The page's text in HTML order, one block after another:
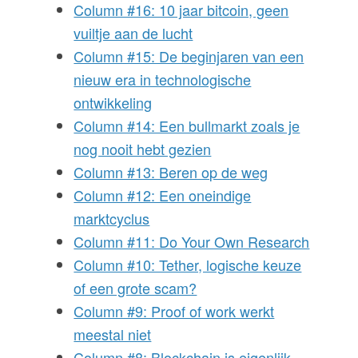
Column #16: 10 jaar bitcoin, geen
vuiltje aan de lucht
Column #15: De beginjaren van een
nieuw era in technologische
ontwikkeling
Column #14: Een bullmarkt zoals je
nog nooit hebt gezien
Column #13: Beren op de weg
Column #12: Een oneindige
marktcyclus
Column #11: Do Your Own Research
Column #10: Tether, logische keuze
of een grote scam?
Column #9: Proof of work werkt
meestal niet